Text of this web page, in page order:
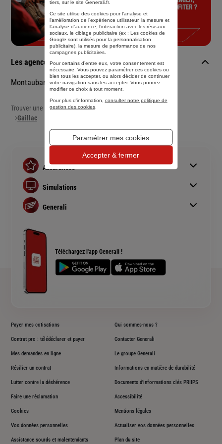
Les agences Generali dans les villes à proximité
Montauban
Trouver une agence Generali
Gaillac
Téléchargez l'app Generali !
Assurances
Assurance auto
Assurance habitation
Assurance prêt immobilier
Complémentaire santé senior
Simulations
Simulation assurance auto
Devis assurance habitation
Devis assurance chien ou chat
Generali
Rendements fonds euros Generali
Accessibilité sourds et malentendants
Plan du site
Payer mes cotisations
Contrat pro : télédéclarer et payer
Mes demandes en ligne
Résilier un contrat
Lutter contre la déshérence
Faire une réclamation
Qui sommes-nous ?
Contacter Generali
Le groupe Generali
Informations en matière de durabilité
Documents d'informations clés PRIIPS
Accessibilité
Cookies Mentions légales
Vos données personnelles Actualiser vos données personnelles
Assistance sourds et malentendants Plan du site
tiers, sur le site Generali.fr.
Ce site utilise des cookies pour l’analyse et
l'amélioration de l’expérience utilisateur, la mesure et
l’analyse d’audience, l’interaction avec les réseaux
sociaux, le ciblage publicitaire (ex : Les cookies de
Google sont utilisés pour la personnalisation
publicitaire), la mesure de performance de nos
campagnes publicitaires.
Pour certains d’entre eux, votre consentement est
nécessaire. Vous pouvez paramétrer ces cookies ou
bien tous les accepter, ou alors décider de continuer
votre navigation sans les accepter. Vous pourrez
modifier ce choix à tout moment.
Pour plus d’information, consulter notre politique de
gestion des cookies.
Paramétrer mes cookies
Accepter & fermer